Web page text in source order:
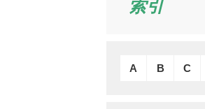
索引
A B C